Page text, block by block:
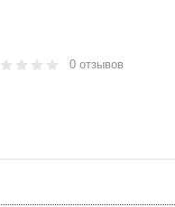
0 отзывов